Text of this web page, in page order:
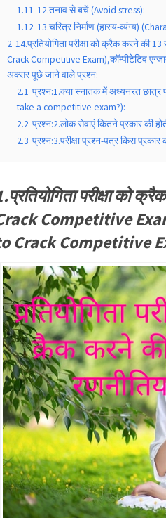
1.11 12.तनाव से बचें (Avoid stress):
1.12 13.चरित्र निर्माण (हास्य-व्यंग्य)
2 14.प्रतियोगिता परीक्षा को क्रैक करने की
Crack Competitive Exam),काॅम्पीटेटिव
अक्सर पूछे जाने वाले प्रश्न:
2.1 प्रश्न:1.क्या स्नातक में अध्यनरत छात्र
take a competitive exam?):
2.2 प्रश्न:2.लोक सेवाएं कितने प्रकार की
2.3 प्रश्न:3.परीक्षा प्रश्न-पत्र किस
परीक्षा को
Competitive
Crack Competitive